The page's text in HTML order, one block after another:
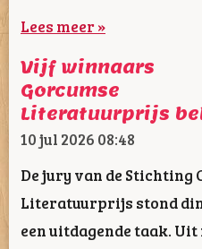
Lees meer »
Vijf winnaars
Gorcumse
Literatuurprijs
10 jul 2026 08:48
De jury van de Stichting
Literatuurprijs stond
een uitdagende taak.